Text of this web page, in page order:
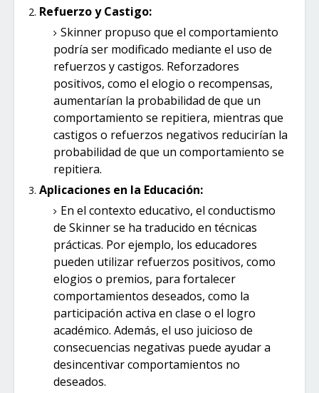
Refuerzo y Castigo:
Skinner propuso que el comportamiento
podría ser modificado mediante el uso de
refuerzos y castigos. Reforzadores
positivos, como el elogio o recompensas,
aumentarían la probabilidad de que un
comportamiento se repitiera, mientras que
castigos o refuerzos negativos reducirían la
probabilidad de que un comportamiento se
repitiera.
Aplicaciones en la Educación:
En el contexto educativo, el conductismo
de Skinner se ha traducido en técnicas
prácticas. Por ejemplo, los educadores
pueden utilizar refuerzos positivos, como
elogios o premios, para fortalecer
comportamientos deseados, como la
participación activa en clase o el logro
académico. Además, el uso juicioso de
consecuencias negativas puede ayudar a
desincentivar comportamientos no
deseados.